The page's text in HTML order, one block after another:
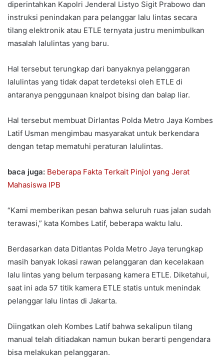
diperintahkan Kapolri Jenderal Listyo Sigit Prabowo dan
instruksi penindakan para pelanggar lalu lintas secara
tilang elektronik atau ETLE ternyata justru menimbulkan
masalah lalulintas yang baru.
Hal tersebut terungkap dari banyaknya pelanggaran
lalulintas yang tidak dapat terdeteksi oleh ETLE di
antaranya penggunaan knalpot bising dan balap liar.
Hal tersebut membuat Dirlantas Polda Metro Jaya Kombes
Latif Usman mengimbau masyarakat untuk berkendara
dengan tetap mematuhi peraturan lalulintas.
baca juga: Beberapa Fakta Terkait Pinjol yang Jerat
Mahasiswa IPB
“Kami memberikan pesan bahwa seluruh ruas jalan sudah
terawasi,” kata Kombes Latif, beberapa waktu lalu.
Berdasarkan data Ditlantas Polda Metro Jaya terungkap
masih banyak lokasi rawan pelanggaran dan kecelakaan
lalu lintas yang belum terpasang kamera ETLE. Diketahui,
saat ini ada 57 titik kamera ETLE statis untuk menindak
pelanggar lalu lintas di Jakarta.
Diingatkan oleh Kombes Latif bahwa sekalipun tilang
manual telah ditiadakan namun bukan berarti pengendara
bisa melakukan pelanggaran.